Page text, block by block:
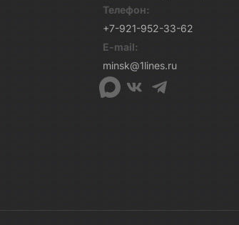
Телефон:
+7-921-952-33-62
E-mail:
minsk@1lines.ru